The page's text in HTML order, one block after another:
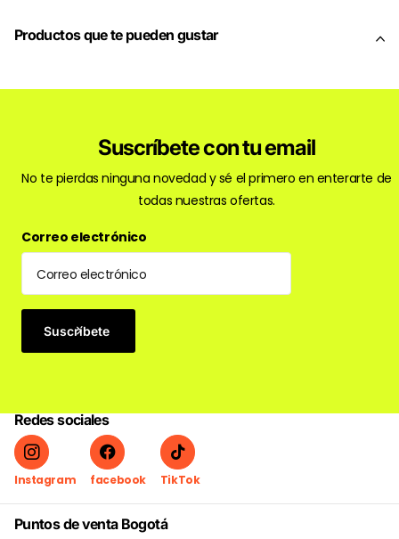
Productos que te pueden gustar
Suscríbete con tu email
No te pierdas ninguna novedad y sé el primero en enterarte de
todas nuestras ofertas.
Correo electrónico
Suscríbete
Redes sociales
Instagram facebook TikTok
Puntos de venta Bogotá